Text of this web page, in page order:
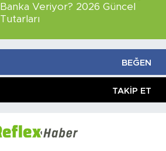
Banka Veriyor? 2026 Güncel
Tutarları
BEĞEN
TAKIP ET